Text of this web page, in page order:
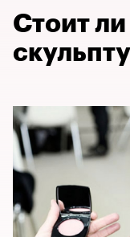
Стоит ли